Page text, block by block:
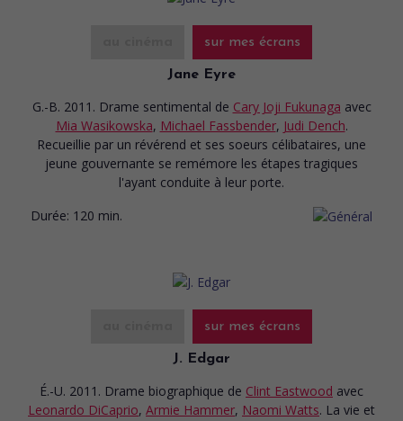
sur mes écrans
Jane Eyre
G.-B. 2011. Drame sentimental de Cary Joji Fukunaga avec
Mia Wasikowska, Michael Fassbender, Judi Dench.
Recueillie par un révérend et ses soeurs célibataires, une
jeune gouvernante se remémore les étapes tragiques
l'ayant conduite à leur porte.
Durée: 120 min.
sur mes écrans
J. Edgar
É.-U. 2011. Drame biographique de Clint Eastwood avec
Leonardo DiCaprio, Armie Hammer, Naomi Watts. La vie et